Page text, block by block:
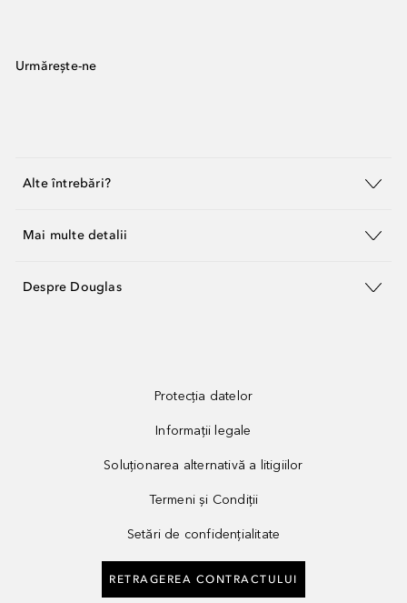
Urmărește-ne
Alte întrebări?
Mai multe detalii
Despre Douglas
Protecția datelor
Informații legale
Soluționarea alternativă a litigiilor
Termeni și Condiții
Setări de confidențialitate
RETRAGEREA CONTRACTULUI